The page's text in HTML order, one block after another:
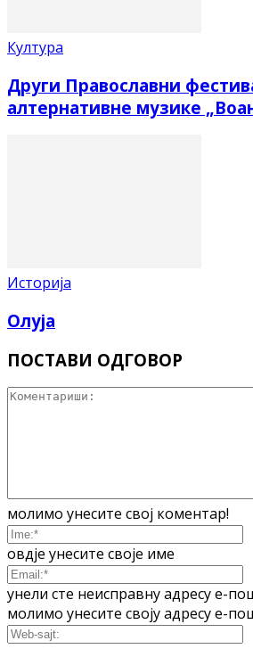
Култура
Други Православни
алтернативне музике
Историја
Олуја
ПОСТАВИ ОДГОВОР
молимо унесите свој коментар!
овдје унесите своје име
унели сте неисправну адресу е-
молимо унесите своју адресу е-